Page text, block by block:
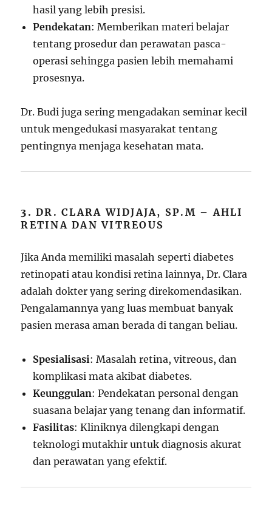
hasil yang lebih presisi.
Pendekatan: Memberikan materi belajar
tentang prosedur dan perawatan pasca-
operasi sehingga pasien lebih memahami
prosesnya.
Dr. Budi juga sering mengadakan seminar kecil
untuk mengedukasi masyarakat tentang
pentingnya menjaga kesehatan mata.
3.DR. CLARA WIDJAJA, SP.M – AHLI
RETINA DAN VITREOUS
Jika Anda memiliki masalah seperti diabetes
retinopati atau kondisi retina lainnya, Dr. Clara
adalah dokter yang sering direkomendasikan.
Pengalamannya yang luas membuat banyak
pasien merasa aman berada di tangan beliau.
Spesialisasi: Masalah retina, vitreous, dan
komplikasi mata akibat diabetes.
Keunggulan: Pendekatan personal dengan
suasana belajar yang tenang dan informatif.
Fasilitas: Kliniknya dilengkapi dengan
teknologi mutakhir untuk diagnosis akurat
dan perawatan yang efektif.